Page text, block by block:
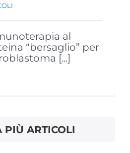
al
“bersaglio” per
[...]
PIÙ ARTICOLI